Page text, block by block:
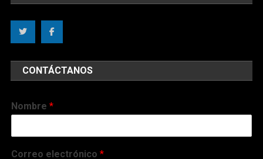
CONTÁCTANOS
Nombre*
Correo electrónico*